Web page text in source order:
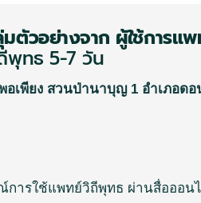
ตัวอย่างจาก ผู้ใช้การแ
พุทธ 5-7 วัน
เพียง สวนป่านาบุญ 1 อำเภอด
การใช้แพทย์วิถีพุทธ ผ่านสื่อออน